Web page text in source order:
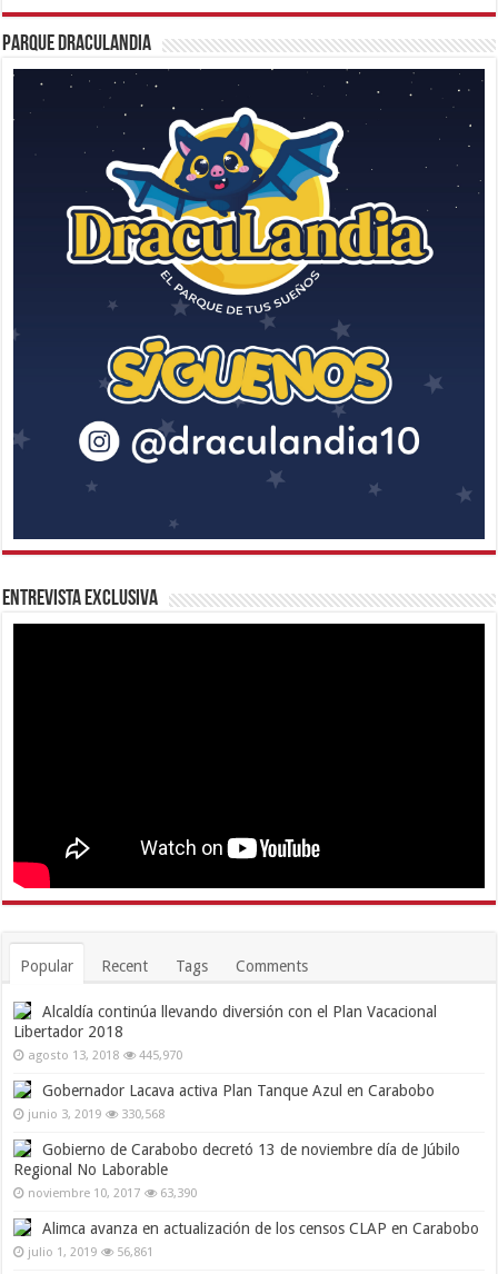
Parque Draculandia
Entrevista Exclusiva
Popular Recent Tags Comments
Alcaldía continúa llevando diversión con el Plan Vacacional
Libertador 2018
agosto 13, 2018 445,970
Gobernador Lacava activa Plan Tanque Azul en Carabobo
junio 3, 2019 330,568
Gobierno de Carabobo decretó 13 de noviembre día de Júbilo
Regional No Laborable
noviembre 10, 2017 63,390
Alimca avanza en actualización de los censos CLAP en Carabobo
julio 1, 2019 56,861